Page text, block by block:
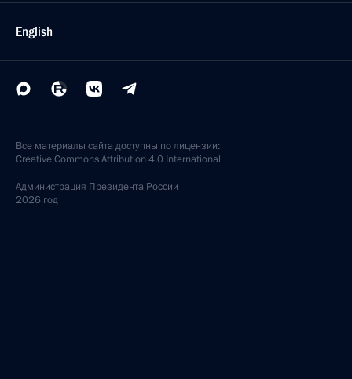
English
Все материалы сайта доступны по лицензии:
Creative Commons Attribution 4.0 International
Администрация Президента России
2026 год